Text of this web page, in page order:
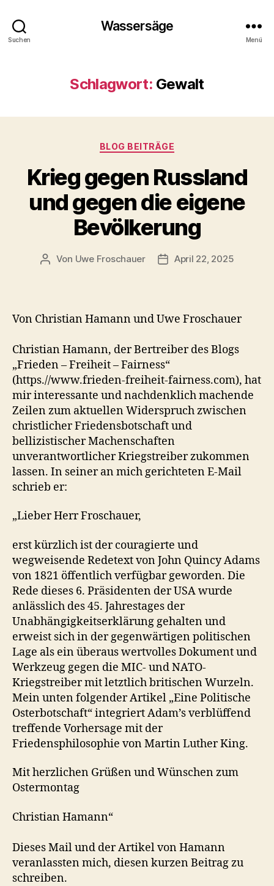
Suchen
Wassersäge
Menü
Schlagwort: Gewalt
Kategorien
BLOG BEITRÄGE
Krieg gegen Russland
und gegen die eigene
Bevölkerung
Beitragsautor
Von Uwe Froschauer Beitragsdatum
April 22, 2025
Von Christian Hamann und Uwe Froschauer
Christian Hamann, der Bertreiber des Blogs
„Frieden – Freiheit – Fairness“
(https.//www.frieden-freiheit-fairness.com), hat
mir interessante und nachdenklich machende
Zeilen zum aktuellen Widerspruch zwischen
christlicher Friedensbotschaft und
bellizistischer Machenschaften
unverantwortlicher Kriegstreiber zukommen
lassen. In seiner an mich gerichteten E-Mail
schrieb er:
„Lieber Herr Froschauer,
erst kürzlich ist der couragierte und
wegweisende Redetext von John Quincy Adams
von 1821 öffentlich verfügbar geworden. Die
Rede dieses 6. Präsidenten der USA wurde
anlässlich des 45. Jahrestages der
Unabhängigkeitserklärung gehalten und
erweist sich in der gegenwärtigen politischen
Lage als ein überaus wertvolles Dokument und
Werkzeug gegen die MIC- und NATO-
Kriegstreiber mit letztlich britischen Wurzeln.
Mein unten folgender Artikel „Eine Politische
Osterbotschaft“ integriert Adam’s verblüffend
treffende Vorhersage mit der
Friedensphilosophie von Martin Luther King.
Mit herzlichen Grüßen und Wünschen zum
Ostermontag
Christian Hamann“
Dieses Mail und der Artikel von Hamann
veranlassten mich, diesen kurzen Beitrag zu
schreiben.